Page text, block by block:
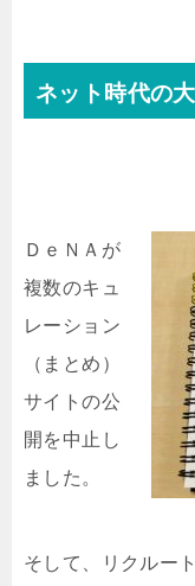
ネット時代の
ＤｅＮ Ａが
複数のキュ
レーション
（まとめ）
サイトの公
開を中止し
ました。
そして、リクルー